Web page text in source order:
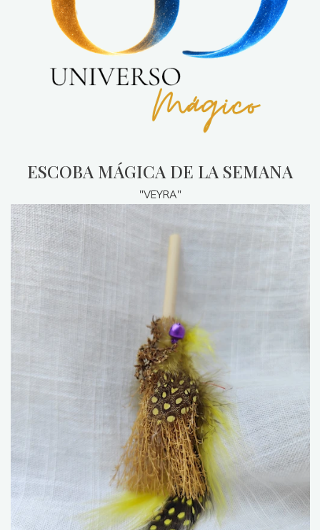
ESCOBA MÁGICA DE LA SEMANA
"VEYRA"